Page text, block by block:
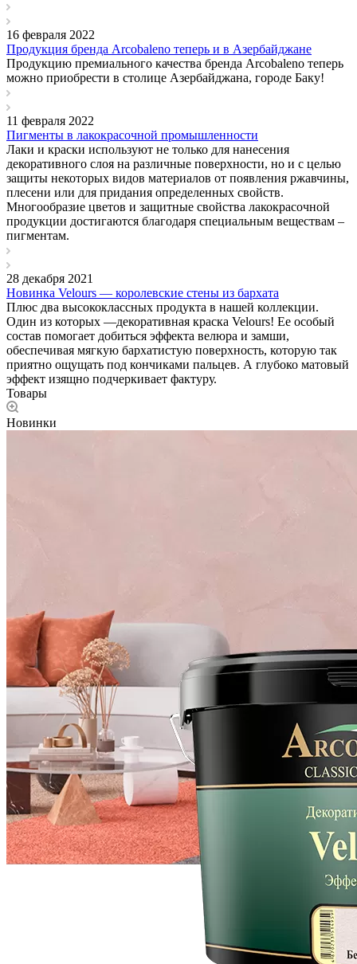
16 февраля 2022
Продукция бренда Arcobaleno теперь и в Азербайджане
Продукцию премиального качества бренда Arcobaleno теперь
можно приобрести в столице Азербайджана, городе Баку!
11 февраля 2022
Пигменты в лакокрасочной промышленности
Лаки и краски используют не только для нанесения
декоративного слоя на различные поверхности, но и с целью
защиты некоторых видов материалов от появления ржавчины,
плесени или для придания определенных свойств.
Многообразие цветов и защитные свойства лакокрасочной
продукции достигаются благодаря специальным веществам –
пигментам.
28 декабря 2021
Новинка Velours — королевские стены из бархата
Плюс два высококлассных продукта в нашей коллекции.
Один из которых —декоративная краска Velours! Ее особый
состав помогает добиться эффекта велюра и замши,
обеспечивая мягкую бархатистую поверхность, которую так
приятно ощущать под кончиками пальцев. А глубоко матовый
эффект изящно подчеркивает фактуру.
Товары
Новинки